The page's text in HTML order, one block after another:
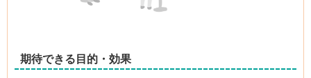
期待できる目的・効果